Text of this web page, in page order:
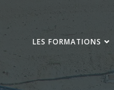
LES FORMATIONS